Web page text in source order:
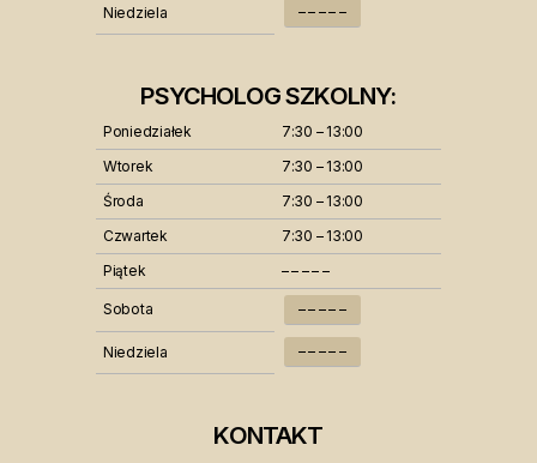
Niedziela – – – – –
PSYCHOLOG SZKOLNY:
Poniedziałek
7:30 – 13:00
Wtorek
7:30 – 13:00
Środa
7:30 – 13:00
Czwartek
7:30 – 13:00
Piątek
– – – – –
Sobota – – – – –
Niedziela – – – – –
KONTAKT